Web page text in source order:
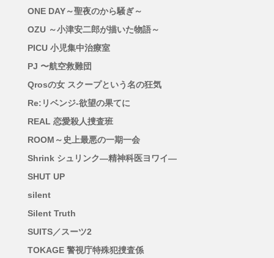
ONE DAY～聖夜のから騒ぎ～
OZU ～小津安二郎が描いた物語～
PICU 小児集中治療室
PJ 〜航空救難団
Qrosの女 スクープという名の狂気
Re:リベンジ-欲望の果てに
REAL 恋愛殺人捜査班
ROOM～史上最悪の一期一会
Shrink シュリンク―精神科医ヨワイ―
SHUT UP
silent
Silent Truth
SUITS／スーツ2
TOKAGE 警視庁特殊犯捜査係